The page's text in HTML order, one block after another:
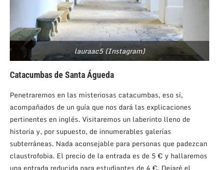
lauraac5 (Instagram)
Catacumbas de Santa Águeda
Penetraremos en las misteriosas catacumbas, eso sí,
acompañados de un guía que nos dará las explicaciones
pertinentes en inglés. Visitaremos un laberinto lleno de
historia y, por supuesto, de innumerables galerías
subterráneas. Nada aconsejable para personas que padezcan
claustrofobia. El precio de la entrada es de 5 € y hallaremos
una entrada reducida para estudiantes de 4 €. Dejaré el